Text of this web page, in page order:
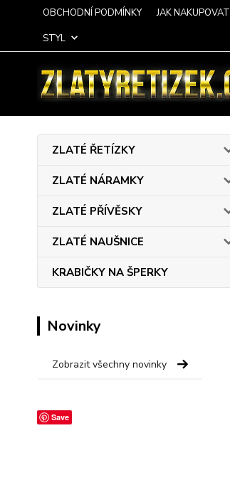
OBCHODNÍ PODMÍNKY JAK NAKUPOVAT
STYL
ZLATÉ ŘETÍZKY
ZLATÉ NÁRAMKY
ZLATÉ PŘÍVĚSKY
ZLATÉ NAUŠNICE
KRABIČKY NA ŠPERKY
Novinky
Zobrazit všechny novinky
Save